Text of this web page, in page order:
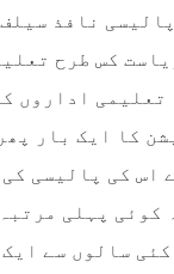
نافذ
کس طرح
تعلیمی اداروں
کا ایک بار
اس کی پالیسی
کوئی پہلی
سالوں سے